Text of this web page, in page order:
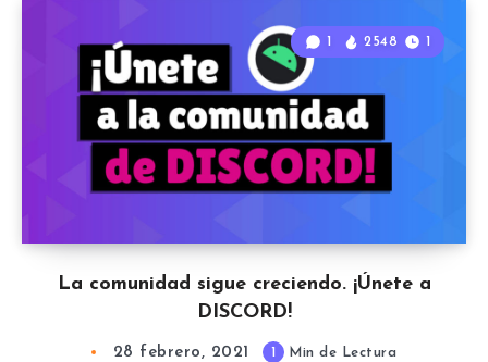
La comunidad sigue creciendo. ¡Únete a
DISCORD!
1 2548 1
28 febrero, 2021 1 Min de Lectura